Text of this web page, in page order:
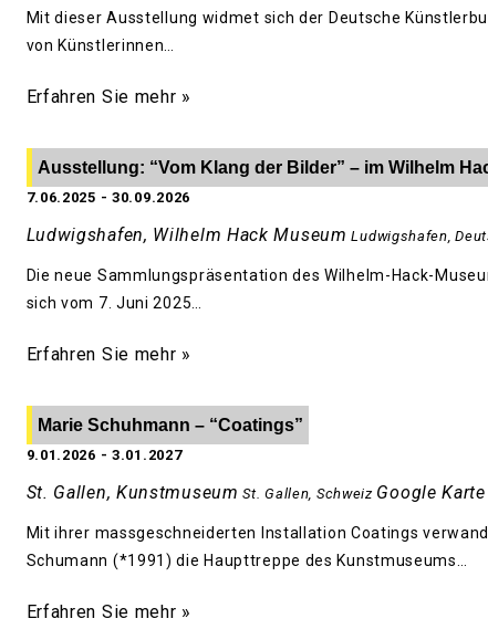
Mit dieser Ausstellung widmet sich der Deutsche
von Künstlerinnen…
Erfahren Sie mehr »
Ausstellung: “Vom Klang der Bilder” – im Wilhelm
7.06.2025 -30.09.2026
Ludwigshafen, Wilhelm Hack Museum Ludwigshafen,
Die neue Sammlungspräsentation des Wilhelm-Hack-
sich vom 7. Juni 2025…
Erfahren Sie mehr »
Marie Schuhmann – “Coatings”
9.01.2026 -3.01.2027
St. Gallen, Kunstmuseum St. Gallen, Schweiz Google
Mit ihrer massgeschneiderten Installation Coatings
Schumann (*1991) die Haupttreppe des Kunstmuseums…
Erfahren Sie mehr »